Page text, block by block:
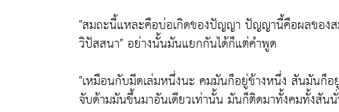
"สมถะนี้แหละคือบ่อเกิดของปัญญา ปัญญานี้คือผลของ
วิปัสสนา"อย่างนั้นมันแยกกันได้ก็แต่คำพูด
"เหมือนกับมีดเล่มหนึ่งนะ คมมันก็อยู่ข้างหนึ่ง สันมันก็
จับด้ามมันขึ้นมาอันเดียวเท่านั้น มันก็ติดมาทั้งคมทั้งสัน